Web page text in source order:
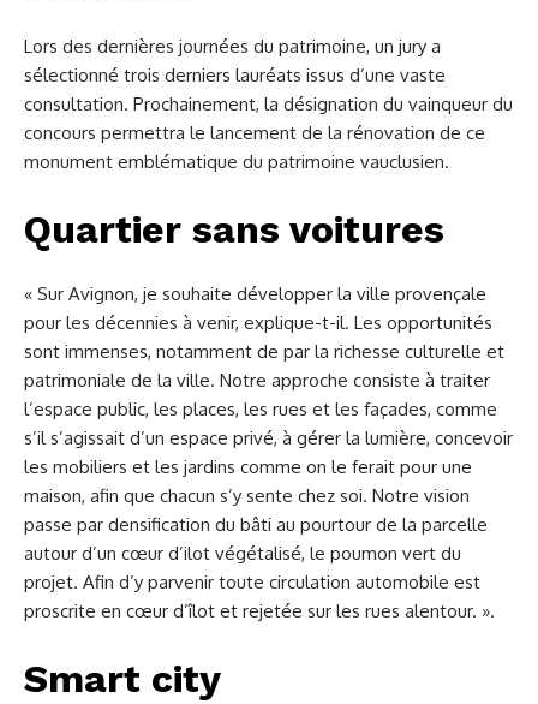
Lors des dernières journées du patrimoine, un jury a
sélectionné trois derniers lauréats issus d’une vaste
consultation. Prochainement, la désignation du vainqueur du
concours permettra le lancement de la rénovation de ce
monument emblématique du patrimoine vauclusien.
Quartier sans voitures
« Sur Avignon, je souhaite développer la ville provençale
pour les décennies à venir, explique-t-il. Les opportunités
sont immenses, notamment de par la richesse culturelle et
patrimoniale de la ville. Notre approche consiste à traiter
l’espace public, les places, les rues et les façades, comme
s’il s’agissait d’un espace privé, à gérer la lumière, concevoir
les mobiliers et les jardins comme on le ferait pour une
maison, afin que chacun s’y sente chez soi. Notre vision
passe par densification du bâti au pourtour de la parcelle
autour d’un cœur d’ilot végétalisé, le poumon vert du
projet. Afin d’y parvenir toute circulation automobile est
proscrite en cœur d’îlot et rejetée sur les rues alentour. ».
Smart city